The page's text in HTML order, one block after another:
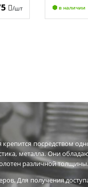
/шт в наличии
посредством
металла. Они
различной
Для получения